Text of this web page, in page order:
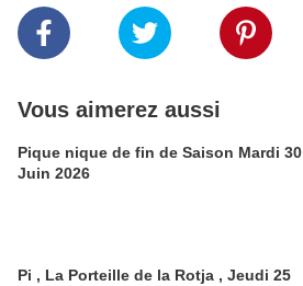
Vous aimerez aussi
Pique nique de fin de Saison Mardi 30
Juin 2026
Pi , La Porteille de la Rotja , Jeudi 25